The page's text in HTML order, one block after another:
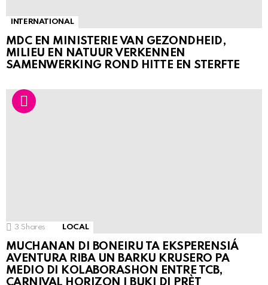
INTERNATIONAL
MDC EN MINISTERIE VAN GEZONDHEID,
MILIEU EN NATUUR VERKENNEN
SAMENWERKING ROND HITTE EN STERFTE
3 Shares LOCAL
MUCHANAN DI BONEIRU TA EKSPERENSIÁ
AVENTURA RIBA UN BARKU KRUSERO PA
MEDIO DI KOLABORASHON ENTRE TCB,
CARNIVAL HORIZON I BUKI DI PRÈT